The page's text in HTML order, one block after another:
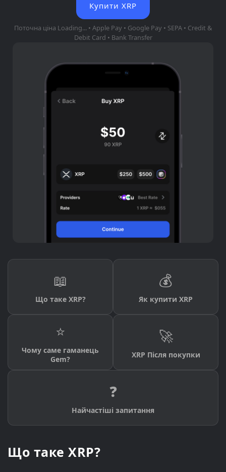
Купити XRP
Поточна ціна Loading... • Apple Pay • Google Pay • SEPA • Credit &
Debit Card • Bank Transfer
📖
Що таке XRP?
💰
Як купити XRP
⭐
Чому саме гаманець
Gem?
🚀
XRP Після покупки
❓
Найчастіші запитання
Що таке XRP?